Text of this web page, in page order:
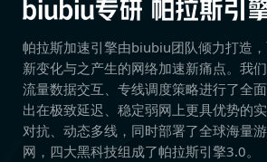
帕拉斯加速引擎由biubiu团队倾力打造
新变化与之产生的网络加速新痛点。我们
流量数据交互、专线调度策略进行了全
出在极致延迟、稳定弱网上更具优势的
对抗、动态多线，同时部署了全球海量
网，四大黑科技组成了帕拉斯引擎3.0。